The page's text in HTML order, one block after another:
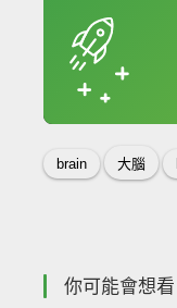
brain 大腦
你可能會想看